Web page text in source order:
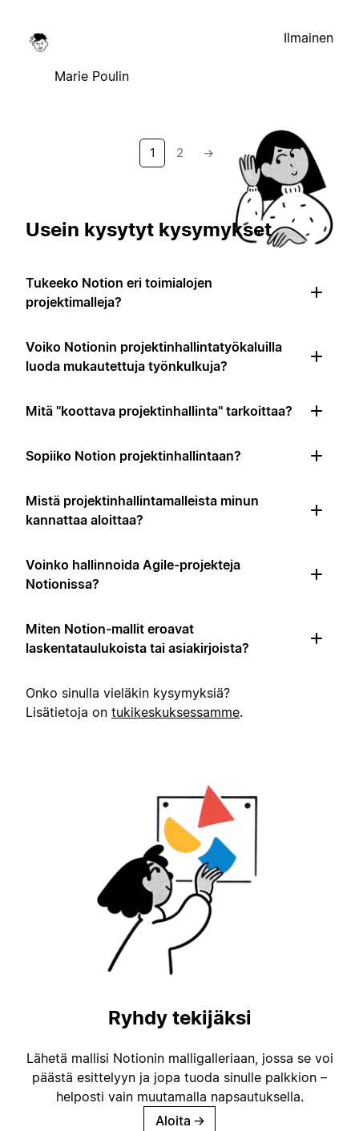
Marie Poulin
Ilmainen
1 2 →
Usein kysytyt kysymykset
Tukeeko Notion eri toimialojen
projektimalleja?
Voiko Notionin projektinhallintatyökaluilla
luoda mukautettuja työnkulkuja?
Mitä "koottava projektinhallinta" tarkoittaa?
Sopiiko Notion projektinhallintaan?
Mistä projektinhallintamalleista minun
kannattaa aloittaa?
Voinko hallinnoida Agile-projekteja
Notionissa?
Miten Notion-mallit eroavat
laskentataulukoista tai asiakirjoista?
Onko sinulla vieläkin kysymyksiä?
Lisätietoja on tukikeskuksessamme.
Ryhdy tekijäksi
Lähetä mallisi Notionin malligalleriaan, jossa se voi
päästä esittelyyn ja jopa tuoda sinulle palkkion –
helposti vain muutamalla napsautuksella.
Aloita →